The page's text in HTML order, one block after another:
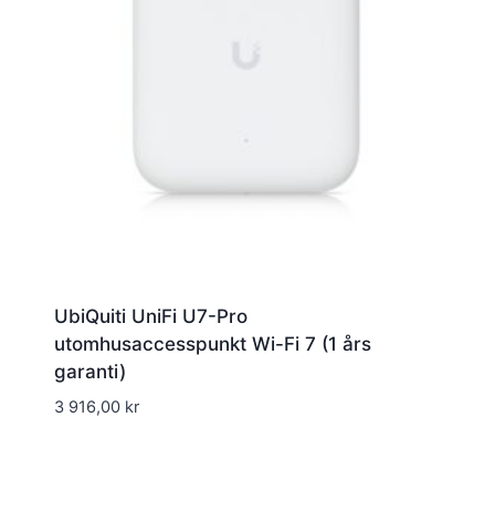
UbiQuiti UniFi U7-Pro
utomhusaccesspunkt Wi-Fi 7 (1 års
garanti)
3 916,00 kr